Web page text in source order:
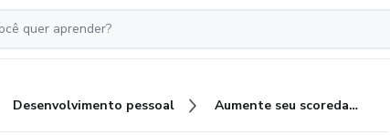
Desenvolvimento pessoal Aumente seu scoreda da forma correta